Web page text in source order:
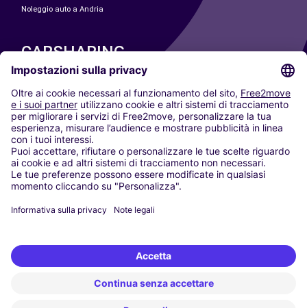
Noleggio auto a Andria
CARSHARING
LE NOSTRE CITTÀ
Paris
Madrid
Washington DC
Milano
Roma
Torino
Vienna
Berlino
Düsseldorf